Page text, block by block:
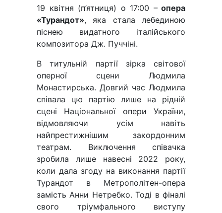
19 квітня (п’ятниця) о 17:00 –опера
«Турандот», яка стала лебединою
піснею видатного італійського
композитора Дж. Пуччіні.
В титульній партії зірка світової
оперної сцени Людмила
Монастирська. Довгий час Людмила
співала цю партію лише на рідній
сцені Національної опери України,
відмовляючи усім навіть
найпрестижнішим закордонним
театрам. Виключення співачка
зробила лише навесні 2022 року,
коли дала згоду на виконання партії
Турандот в Метрополітен-опера
замість Анни Нетребко. Тоді в фіналі
свого тріумфального виступу